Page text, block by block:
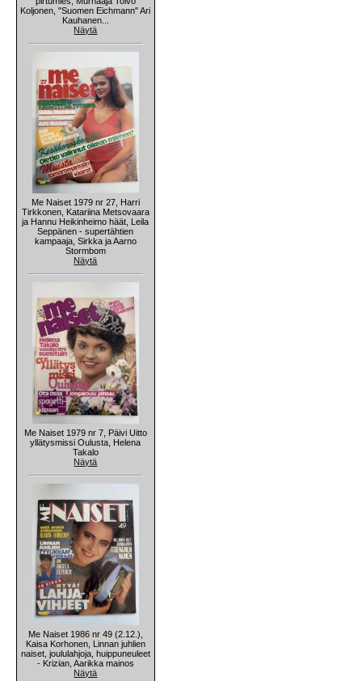
Koljonen, "Suomen Eichmann" Ari
Kauhanen...
Näytä
Me Naiset 1979 nr 27, Harri
Tirkkonen, Katariina Metsovaara
ja Hannu Heikinheimo häät, Leila
Seppänen - supertähtien
kampaaja, Sirkka ja Aarno
Stormbom
Näytä
Me Naiset 1979 nr 7, Päivi Uitto
yllätysmissi Oulusta, Helena
Takalo
Näytä
Me Naiset 1986 nr 49 (2.12.),
Kaisa Korhonen, Linnan juhlien
naiset, joululahjoja, huippuneuleet
- Krizian, Aarikka mainos
Näytä